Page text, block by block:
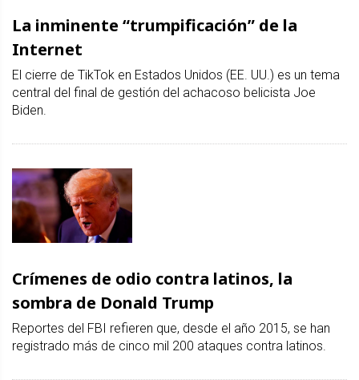
La inminente “trumpificación” de la
Internet
El cierre de TikTok en Estados Unidos (EE. UU.) es un tema
central del final de gestión del achacoso belicista Joe
Biden.
Crímenes de odio contra latinos, la
sombra de Donald Trump
Reportes del FBI refieren que, desde el año 2015, se han
registrado más de cinco mil 200 ataques contra latinos.